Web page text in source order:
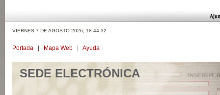
VIERNES 7 DE AGOSTO 2026, 18:44:32
Portada Mapa Web Ayuda
SEDE ELECTRÓNICA